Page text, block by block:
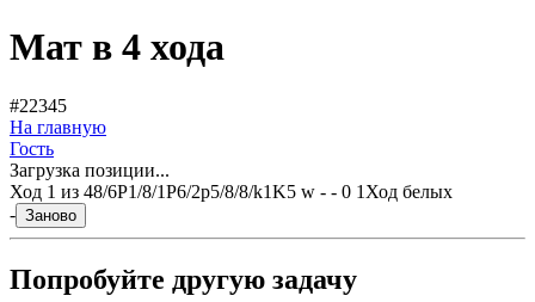
Мат в 4 хода
#22345
На главную
Гость
Загрузка позиции...
Ход 1 из 48/6P1/8/1P6/2p5/8/8/k1K5 w - - 0 1 Ход белых
- Заново
Попробуйте другую задачу